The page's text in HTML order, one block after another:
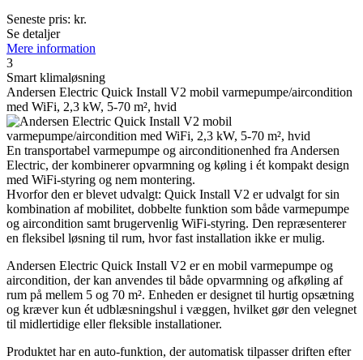
Seneste pris: kr.
Se detaljer
Mere information
3
Smart klima­løsning
Andersen Electric Quick Install V2 mobil varmepumpe/aircondition
med WiFi, 2,3 kW, 5-70 m², hvid
En transportabel varmepumpe og airconditionenhed fra Andersen
Electric, der kombinerer opvarmning og køling i ét kompakt design
med WiFi-styring og nem montering.
Hvorfor den er blevet udvalgt: Quick Install V2 er udvalgt for sin
kombination af mobilitet, dobbelte funktion som både varmepumpe
og aircondition samt brugervenlig WiFi-styring. Den repræsenterer
en fleksibel løsning til rum, hvor fast installation ikke er mulig.
Andersen Electric Quick Install V2 er en mobil varmepumpe og
aircondition, der kan anvendes til både opvarmning og afkøling af
rum på mellem 5 og 70 m². Enheden er designet til hurtig opsætning
og kræver kun ét udblæsningshul i væggen, hvilket gør den velegnet
til midlertidige eller fleksible installationer.
Produktet har en auto-funktion, der automatisk tilpasser driften efter